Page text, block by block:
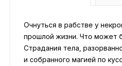
Очнуться в рабстве у
прошлой жизни. Что может
Страдания тела,
и собранного магией по